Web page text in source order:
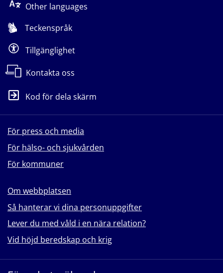
Other languages
Teckenspråk
Tillgänglighet
Kontakta oss
Kod för dela skärm
För press och media
För hälso- och sjukvården
För kommuner
Om webbplatsen
Så hanterar vi dina personuppgifter
Lever du med våld i en nära relation?
Vid höjd beredskap och krig